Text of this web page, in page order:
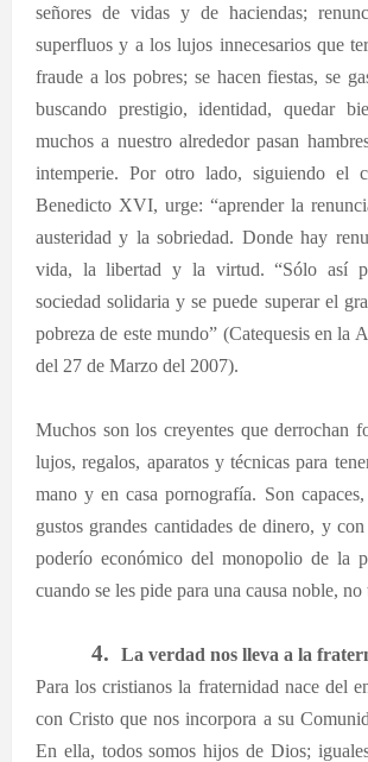
señores de vidas y de haciendas;
superfluos y a los lujos innecesarios que
fraude a los pobres; se hacen fiestas, se
buscando prestigio, identidad, quedar
muchos a nuestro alrededor pasan
intemperie. Por otro lado, siguiendo el
Benedicto XVI, urge: “aprender la
austeridad y la sobriedad. Donde hay
vida, la libertad y la virtud. “Sólo así
sociedad solidaria y se puede superar el
pobreza de este mundo” (Catequesis en la
del 27 de Marzo del 2007).
Muchos son los creyentes que derrochan
lujos, regalos, aparatos y técnicas para
mano y en casa pornografía. Son
gustos grandes cantidades de dinero, y
poderío económico del monopolio de la
cuando se les pide para una causa noble, no
4.
La verdad nos lleva a la
Para los cristianos la fraternidad nace del
con Cristo que nos incorpora a su
En ella, todos somos hijos de Dios;